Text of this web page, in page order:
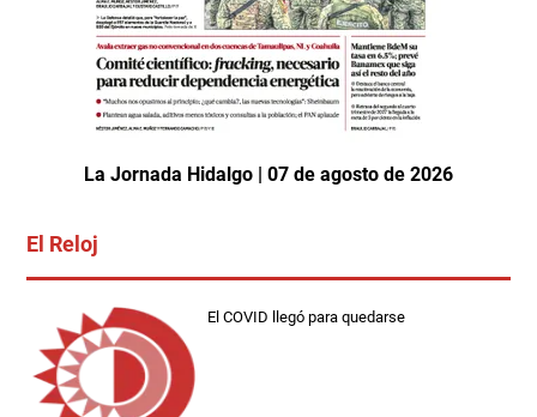
La Jornada Hidalgo | 07 de agosto de 2026
El Reloj
El COVID llegó para quedarse